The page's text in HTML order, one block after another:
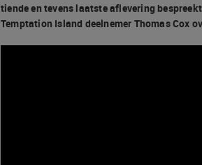
tiende en tevens laatste aflevering
Temptation Island deelnemer Thomas Cox